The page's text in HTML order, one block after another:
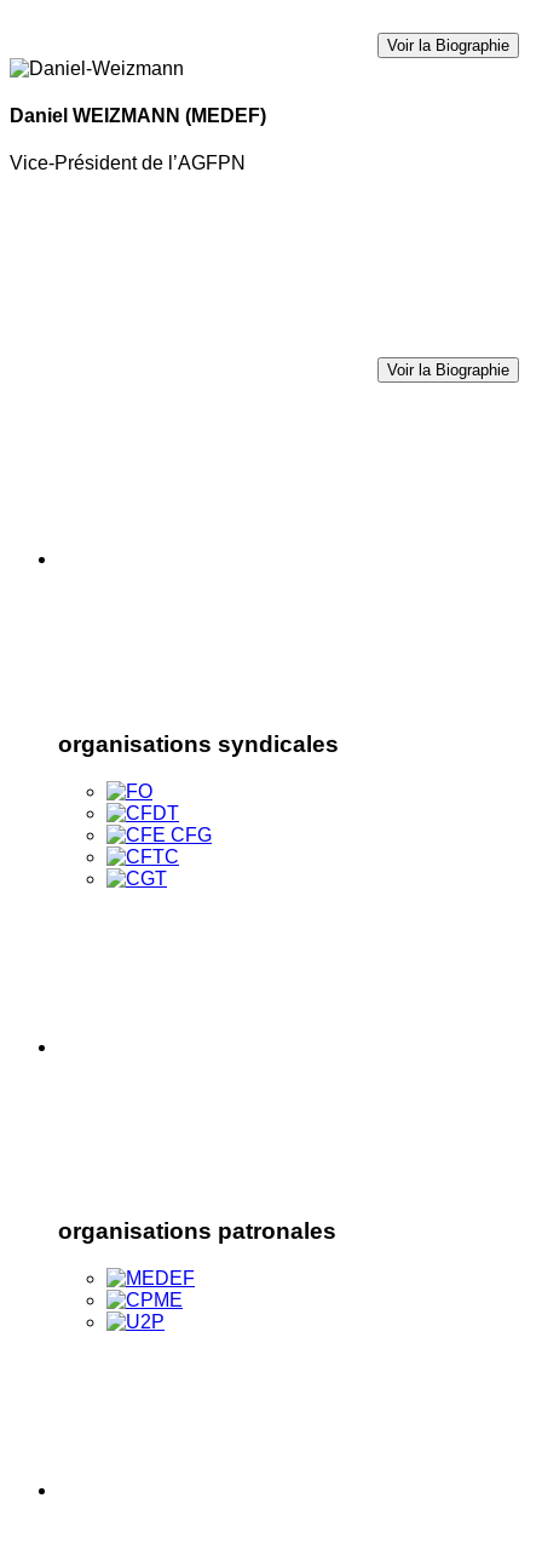
Voir la Biographie
Daniel WEIZMANN (MEDEF)
Vice-Président de l’AGFPN
Voir la Biographie
organisations syndicales
organisations patronales